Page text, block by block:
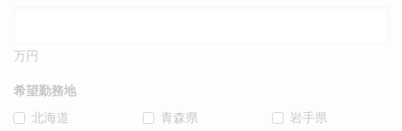
万円
希望勤務地
北海道
青森県
岩手県